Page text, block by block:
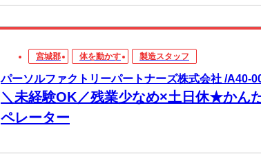
宮城郡 体を動かす 製造スタッフ
パーソルファクトリーパートナーズ株式会社 /A40-
＼未経験OK／残業少なめ×土日休★かん
ペレーター